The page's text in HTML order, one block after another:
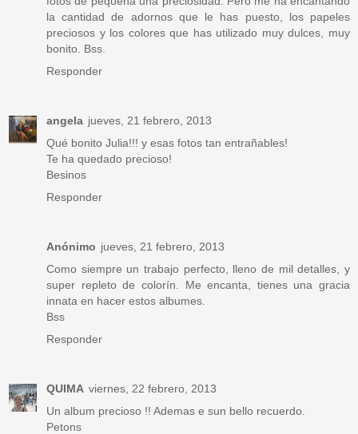
la cantidad de adornos que le has puesto, los papeles
preciosos y los colores que has utilizado muy dulces, muy
bonito. Bss.
Responder
angela jueves, 21 febrero, 2013
Qué bonito Julia!!! y esas fotos tan entrañables!
Te ha quedado precioso!
Besinos
Responder
Anónimo jueves, 21 febrero, 2013
Como siempre un trabajo perfecto, lleno de mil detalles, y
super repleto de colorín. Me encanta, tienes una gracia
innata en hacer estos albumes.
Bss
Responder
QUIMA viernes, 22 febrero, 2013
Un album precioso !! Ademas e sun bello recuerdo.
Petons